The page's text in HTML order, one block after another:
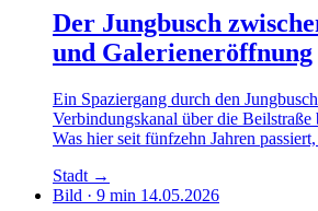
Der Jungbusch
und Galerieneröffnung
Ein Spaziergang durch den
Verbindungskanal über die Beilstraße
Was hier seit fünfzehn Jahren
in Schichten lesbar bleibt.
Stadt →
Bild · 9 min 14.05.2026